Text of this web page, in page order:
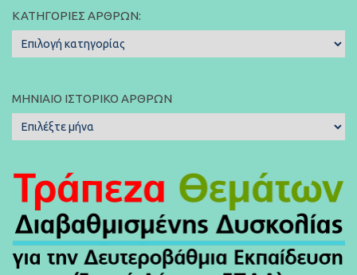
ΚΑΤΗΓΟΡΊΕΣ ΆΡΘΡΩΝ:
Κατηγορίες
Άρθρων:
ΜΗΝΙΑΊΟ ΙΣΤΟΡΙΚΌ ΆΡΘΡΩΝ
Μηνιαίο
Ιστορικό